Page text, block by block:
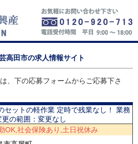
高田市の求人情報サイト
、下の応募フォームからご応募下さ
セットの軽作業 定時で残業なし！ 業務
更の範囲：変更なし
OK,社会保険あり,土日祝休み